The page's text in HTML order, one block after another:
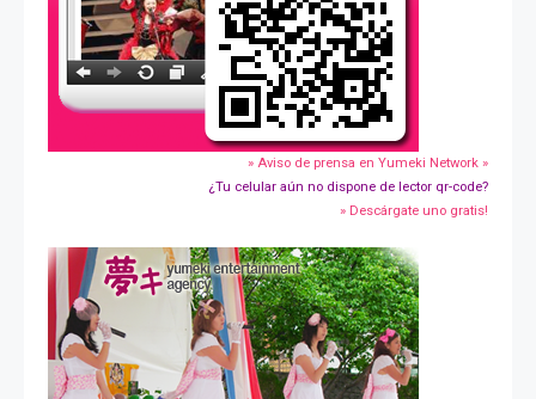
» Aviso de prensa en Yumeki Network »
¿Tu celular aún no dispone de lector qr-code?
» Descárgate uno gratis!